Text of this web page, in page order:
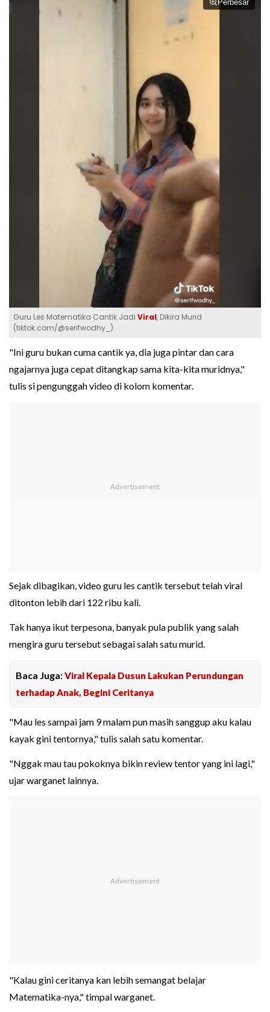
Perbesar
Guru Les Matematika Cantik Jadi Viral, Dikira Murid
(tiktok.com/@serifwodhy_)
"Ini guru bukan cuma cantik ya, dia juga pintar dan cara
ngajarnya juga cepat ditangkap sama kita-kita muridnya,"
tulis si pengunggah video di kolom komentar.
Sejak dibagikan, video guru les cantik tersebut telah viral
ditonton lebih dari 122 ribu kali.
Tak hanya ikut terpesona, banyak pula publik yang salah
mengira guru tersebut sebagai salah satu murid.
Baca Juga:Viral Kepala Dusun Lakukan Perundungan
terhadap Anak, Begini Ceritanya
"Mau les sampai jam 9 malam pun masih sanggup aku kalau
kayak gini tentornya," tulis salah satu komentar.
"Nggak mau tau pokoknya bikin review tentor yang ini lagi,"
ujar warganet lainnya.
"Kalau gini ceritanya kan lebih semangat belajar
Matematika-nya," timpal warganet.